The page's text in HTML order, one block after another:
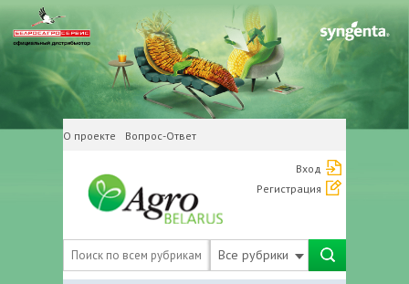
О проекте Вопрос-Ответ
Вход
Регистрация
Все рубрики